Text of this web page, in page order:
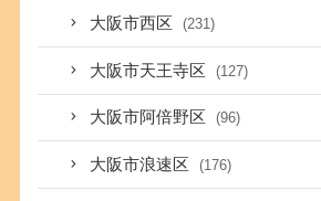
大阪市西区 (231)
大阪市天王寺区 (127)
大阪市阿倍野区 (96)
大阪市浪速区 (176)